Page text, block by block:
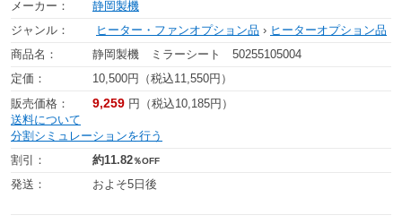
メーカー：
静岡製機
ジャンル：
ヒーター・ファンオプション品 › ヒーターオプション品
商品名：
静岡製機 ミラーシート 50255105004
定価：
10,500円（税込11,550円）
販売価格：
9,259 円（税込10,185円）
送料について
分割シミュレーションを行う
割引：
約11.82％OFF
発送： およそ5日後